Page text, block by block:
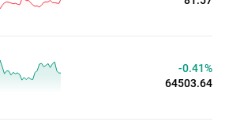
-0.41%
64503.67